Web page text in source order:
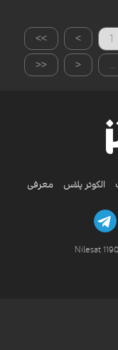
>> > 1
...
<
<<
الکوثر پلاس
معرفی
Nilesat